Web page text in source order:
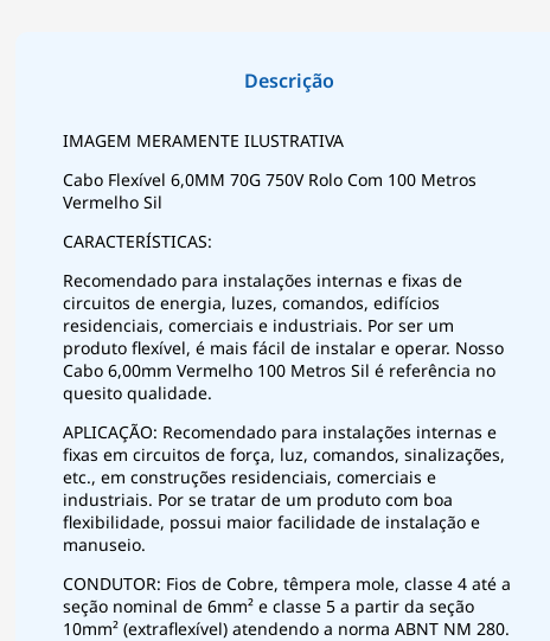
IMAGEM MERAMENTE ILUSTRATIVA
Cabo Flexível 6,0MM 70G 750V Rolo Com 100 Metros
Vermelho Sil
CARACTERÍSTICAS:
Recomendado para instalações internas e fixas de
circuitos de energia, luzes, comandos, edifícios
residenciais, comerciais e industriais. Por ser um
produto flexível, é mais fácil de instalar e operar. Nosso
Cabo 6,00mm Vermelho 100 Metros Sil é referência no
quesito qualidade.
APLICAÇÃO: Recomendado para instalações internas e
fixas em circuitos de força, luz, comandos, sinalizações,
etc., em construções residenciais, comerciais e
industriais. Por se tratar de um produto com boa
flexibilidade, possui maior facilidade de instalação e
manuseio.
CONDUTOR: Fios de Cobre, têmpera mole, classe 4 até a
seção nominal de 6mm² e classe 5 a partir da seção
10mm² (extraflexível) atendendo a norma ABNT NM 280.